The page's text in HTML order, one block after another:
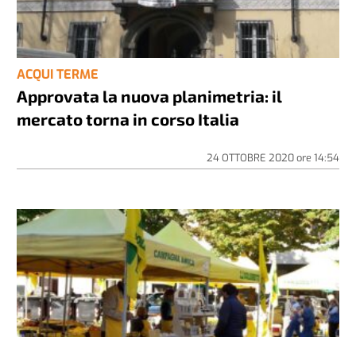
ACQUI TERME
Approvata la nuova planimetria: il
mercato torna in corso Italia
24 OTTOBRE 2020ore 14:54